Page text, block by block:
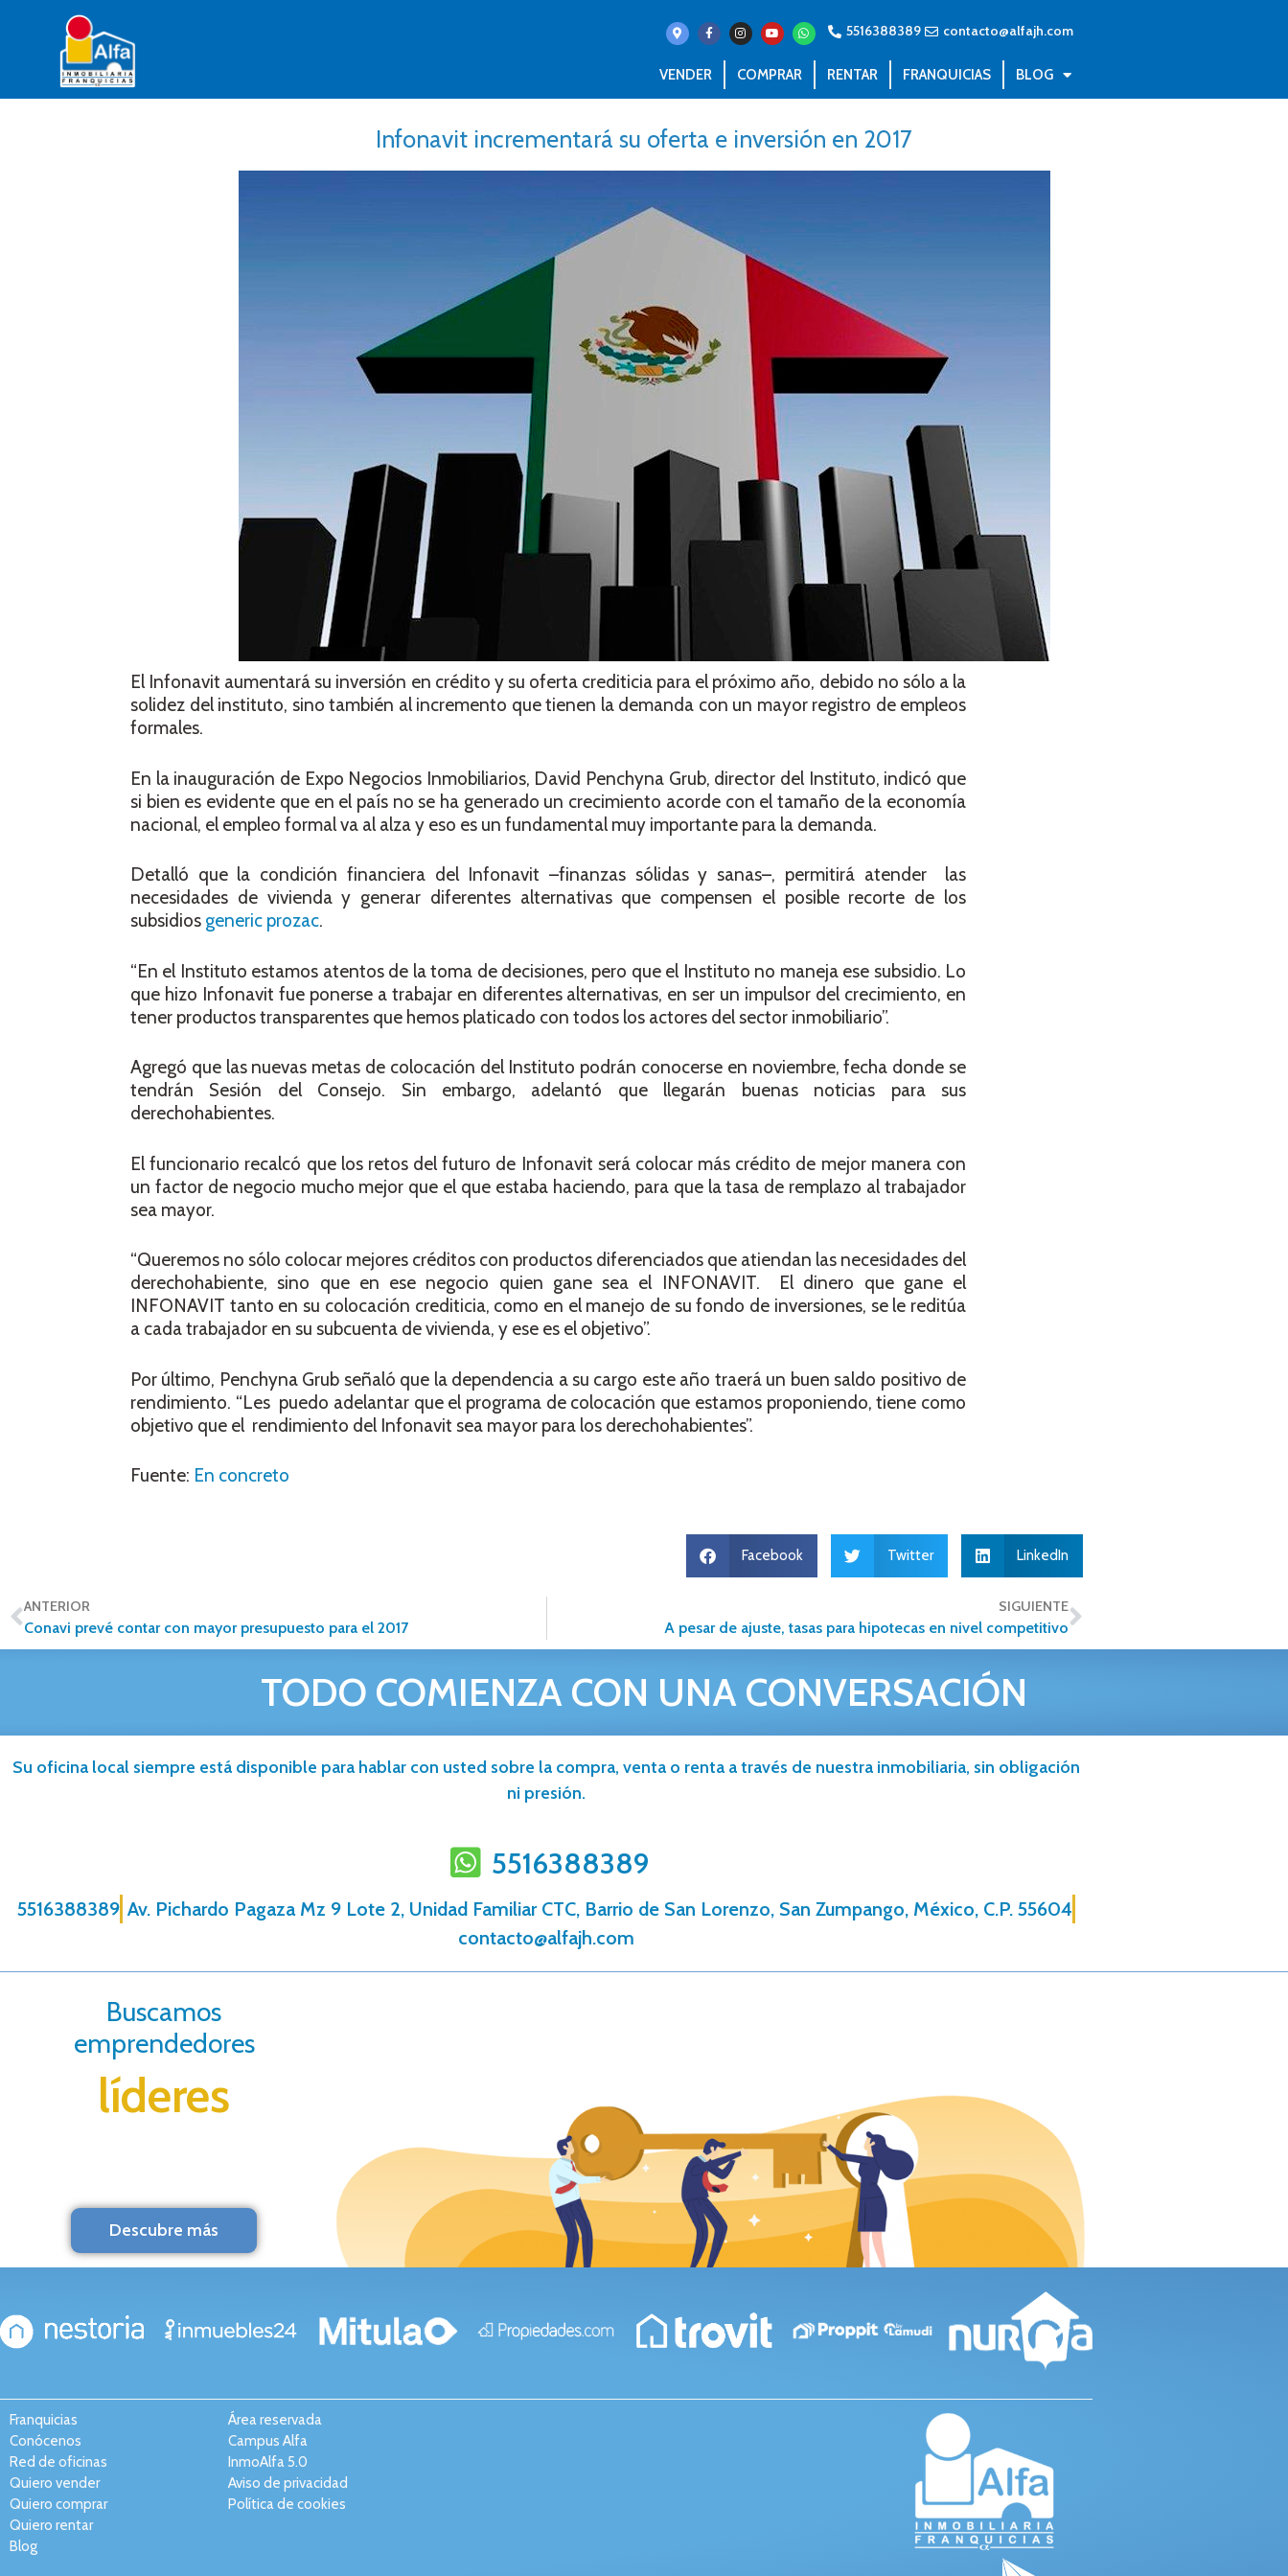
5516388389 contacto@alfajh.com
VENDER COMPRAR RENTAR FRANQUICIAS BLOG
Infonavit incrementará su oferta e inversión en 2017
El Infonavit aumentará su inversión en crédito y su oferta crediticia para el próximo año, debido no sólo a la
solidez del instituto, sino también al incremento que tienen la demanda con un mayor registro de empleos
formales.
En la inauguración de Expo Negocios Inmobiliarios, David Penchyna Grub, director del Instituto, indicó que
si bien es evidente que en el país no se ha generado un crecimiento acorde con el tamaño de la economía
nacional, el empleo formal va al alza y eso es un fundamental muy importante para la demanda.
Detalló que la condición financiera del Infonavit –finanzas sólidas y sanas–, permitirá atender las
necesidades de vivienda y generar diferentes alternativas que compensen el posible recorte de los
subsidios generic prozac.
“En el Instituto estamos atentos de la toma de decisiones, pero que el Instituto no maneja ese subsidio. Lo
que hizo Infonavit fue ponerse a trabajar en diferentes alternativas, en ser un impulsor del crecimiento, en
tener productos transparentes que hemos platicado con todos los actores del sector inmobiliario”.
Agregó que las nuevas metas de colocación del Instituto podrán conocerse en noviembre, fecha donde se
tendrán Sesión del Consejo. Sin embargo, adelantó que llegarán buenas noticias para sus
derechohabientes.
El funcionario recalcó que los retos del futuro de Infonavit será colocar más crédito de mejor manera con
un factor de negocio mucho mejor que el que estaba haciendo, para que la tasa de remplazo al trabajador
sea mayor.
“Queremos no sólo colocar mejores créditos con productos diferenciados que atiendan las necesidades del
derechohabiente, sino que en ese negocio quien gane sea el INFONAVIT. El dinero que gane el
INFONAVIT tanto en su colocación crediticia, como en el manejo de su fondo de inversiones, se le reditúa
a cada trabajador en su subcuenta de vivienda, y ese es el objetivo”.
Por último, Penchyna Grub señaló que la dependencia a su cargo este año traerá un buen saldo positivo de
rendimiento. “Les puedo adelantar que el programa de colocación que estamos proponiendo, tiene como
objetivo que el rendimiento del Infonavit sea mayor para los derechohabientes”.
Fuente: En concreto
Facebook Twitter LinkedIn
ANTERIOR
Conavi prevé contar con mayor presupuesto para el 2017
SIGUIENTE
A pesar de ajuste, tasas para hipotecas en nivel competitivo
TODO COMIENZA CON UNA CONVERSACIÓN
Su oficina local siempre está disponible para hablar con usted sobre la compra, venta o renta a través de nuestra inmobiliaria, sin obligación
ni presión.
5516388389
5516388389 Av. Pichardo Pagaza Mz 9 Lote 2, Unidad Familiar CTC, Barrio de San Lorenzo, San Zumpango, México, C.P. 55604
contacto@alfajh.com
Buscamos
emprendedores
líderes
Descubre más
Franquicias
Conócenos
Red de oficinas
Quiero vender
Quiero comprar
Quiero rentar
Blog
Área reservada
Campus Alfa
InmoAlfa 5.0
Aviso de privacidad
Política de cookies